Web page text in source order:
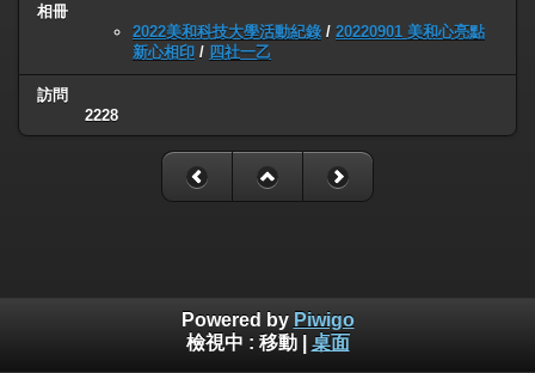
相冊
2022美和科技大學活動紀錄 / 20220901 美和心亮點
新心相印 / 四社一乙
訪問
2228
Powered by Piwigo
檢視中 : 移動| 桌面